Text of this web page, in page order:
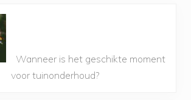
Wanneer is het geschikte moment
voor tuinonderhoud?